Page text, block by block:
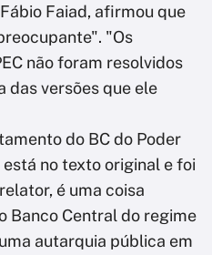
Faiad, afirmou que
"Os
não foram resolvidos
das versões que ele
do BC do Poder
no texto original e foi
é uma coisa
Banco Central do regime
autarquia pública em